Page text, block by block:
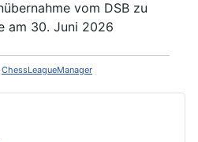
vom DSB zu
am 30. Juni 2026
ChessLeagueManager